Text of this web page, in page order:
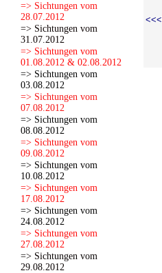
=> Sichtungen vom
28.07.2012
=> Sichtungen vom
31.07.2012
=> Sichtungen vom
01.08.2012 & 02.08.2012
=> Sichtungen vom
03.08.2012
=> Sichtungen vom
07.08.2012
=> Sichtungen vom
08.08.2012
=> Sichtungen vom
09.08.2012
=> Sichtungen vom
10.08.2012
=> Sichtungen vom
17.08.2012
=> Sichtungen vom
24.08.2012
=> Sichtungen vom
27.08.2012
=> Sichtungen vom
29.08.2012